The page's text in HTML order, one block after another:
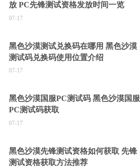
放 PC先锋测试资格发放时间一览
07-17
黑色沙漠测试兑换码在哪用 黑色沙漠
测试码兑换码使用位置介绍
07-17
黑色沙漠国服PC测试码 黑色沙漠国服
PC测试码获取
07-17
黑色沙漠先锋测试资格如何获取 先锋
测试资格获取方法推荐